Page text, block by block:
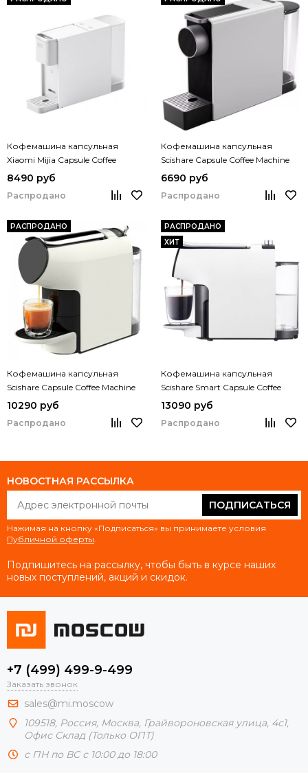
Кофемашина капсульная
Xiaomi Mijia Capsule Coffee
Machine S1301
8490 руб
Распродано
Кофемашина капсульная
Scishare Capsule Coffee Machine
Mini S1201
6690 руб
Распродано
РАСПРОДАНО
Кофемашина капсульная
Scishare Capsule Coffee Machine
S1103
10290 руб
Распродано
РАСПРОДАНО
ХИТ
Кофемашина капсульная
Scishare Smart Capsule Coffee
Machine S1102
13090 руб
Распродано
НОВОСТНАЯ РАССЫЛКА
ПОДПИСАТЬСЯ
Нажимая на кнопку «Подписаться» вы принимаете условия
Публичной оферты
Подпишитесь на рассылку, чтобы быть в курсе наших
новых поступлений, акций и скидок.
+7 (499) 499-9-499
Заказать звонок
sales@mi.moscow
109518, Россия, Москва, Грайвороновская улица, 4с1,
Офис Склад (Только ОПТ)
с ПН по ВС с 10:00 до 18:00